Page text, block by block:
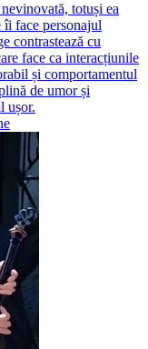
totuși ea
îi face personajul
contrastează cu
face ca interacțiunile
și comportamentul
de umor și
ușor.